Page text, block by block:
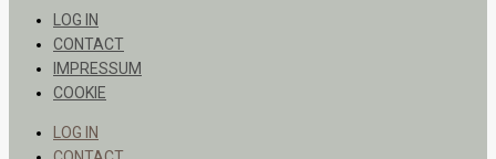
LOG IN
CONTACT
IMPRESSUM
COOKIE
LOG IN